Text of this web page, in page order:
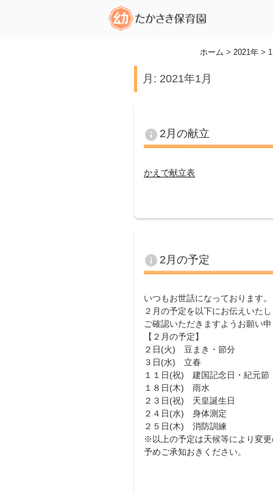
ホーム > 2021年>
月: 2021年1月
info 2月の献立
かえで献立表
info 2月の予定
いつもお世話になっております。
２月の予定を以下にお伝えいた
ご確認いただきますようお願い
【２月の予定】
２日(火) 豆まき・節分
３日(水) 立春
１１日(祝) 建国記念日・紀元節
１８日(木) 雨水
２３日(祝) 天皇誕生日
２４日(水) 身体測定
２５日(木) 消防訓練
※以上の予定は天候等により変
予めご承知おきください。